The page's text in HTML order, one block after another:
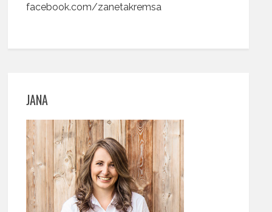
facebook.com/zanetakremsa
JANA